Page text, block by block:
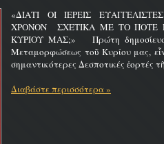
«ΔΙΑΤΙ ΟΙ ΙΕΡΕΙΣ
ΧΡΟΝΟΝ ΣΧΕΤΙΚΑ ΜΕ ΤΟ ΠΟΤΕ
ΚΥΡΙΟΥ ΜΑΣ;» Πρώτη
Μεταμορφώσεως τοῦ Κυρίου μας,
σημαντικότερες Δεσποτικές ἑορτές
Διαβάστε περισσότερα »